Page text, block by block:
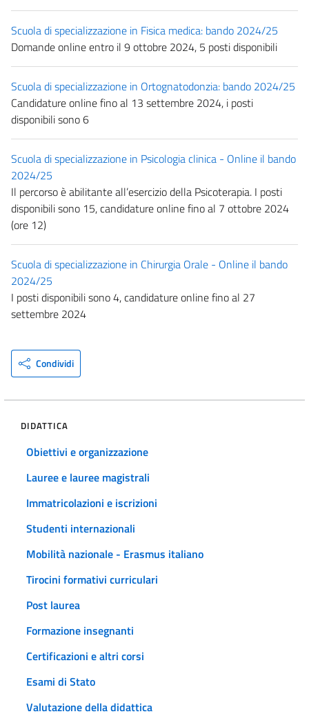
Scuola di specializzazione in Fisica medica: bando 2024/25
Domande online entro il 9 ottobre 2024, 5 posti disponibili
Scuola di specializzazione in Ortognatodonzia: bando 2024/25
Candidature online fino al 13 settembre 2024, i posti
disponibili sono 6
Scuola di specializzazione in Psicologia clinica - Online il bando
2024/25
Il percorso è abilitante all’esercizio della Psicoterapia. I posti
disponibili sono 15, candidature online fino al 7 ottobre 2024
(ore 12)
Scuola di specializzazione in Chirurgia Orale - Online il bando
2024/25
I posti disponibili sono 4, candidature online fino al 27
settembre 2024
Condividi
DIDATTICA
Obiettivi e organizzazione
Lauree e lauree magistrali
Immatricolazioni e iscrizioni
Studenti internazionali
Mobilità nazionale - Erasmus italiano
Tirocini formativi curriculari
Post laurea
Formazione insegnanti
Certificazioni e altri corsi
Esami di Stato
Valutazione della didattica